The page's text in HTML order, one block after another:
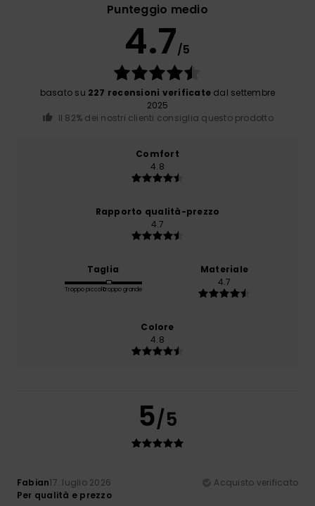
Punteggio medio
4.7/5
basato su 227 recensioni verificate dal settembre
2025
Il 82% dei nostri clienti consiglia questo prodotto
Comfort
4.8
Rapporto qualità-prezzo
4.7
Taglia
Troppo piccoloTroppo grande
Materiale
4.7
Colore
4.8
5/5
Fabian17. luglio 2026
Acquisto verificato
Per qualità e prezzo